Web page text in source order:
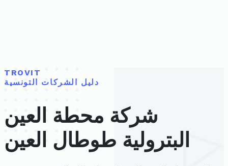
TROVIT
دليل الشركات التونسية
شركة محطة العين
البترولية طوطال العين